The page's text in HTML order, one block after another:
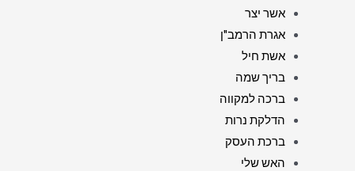
אשר יצר
אגרת הרמב"ן
אשת חיל
בריך שמה
ברכה למקווה
הדלקת נרות
ברכת העסק
האש שלי